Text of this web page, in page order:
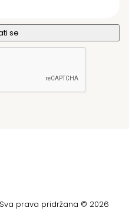
Sva prava pridržana © 2026